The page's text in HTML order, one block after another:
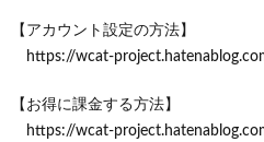
【アカウント設定の方法】
https://wcat-
【お得に課金する方法】
https://wcat-